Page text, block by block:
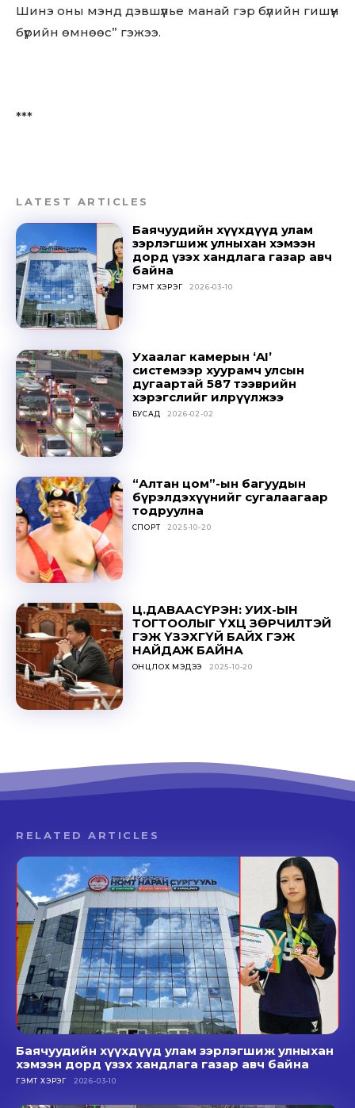
Шинэ оны мэнд дэвшүүлье манай гэр бүлийн гишүүн
бүрийн өмнөөс” гэжээ.
***
LATEST ARTICLES
Баячуудийн хүүхдүүд улам
зэрлэгшиж улныхан хэмээн
дорд үзэх хандлага газар авч
байна
ГЭМТ ХЭРЭГ 2026-03-10
Ухаалаг камерын ‘AI’
системээр хуурамч улсын
дугаартай 587 тээврийн
хэрэгслийг илрүүлжээ
БУСАД 2026-02-02
“Алтан цом”-ын багуудын
бүрэлдэхүүнийг сугалаагаар
тодруулна
СПОРТ 2025-10-20
Ц.ДАВААСҮРЭН: УИХ-ЫН
ТОГТООЛЫГ ҮХЦ ЗӨРЧИЛТЭЙ
ГЭЖ ҮЗЭХГҮЙ БАЙХ ГЭЖ
НАЙДАЖ БАЙНА
ОНЦЛОХ МЭДЭЭ 2025-10-20
RELATED ARTICLES
Баячуудийн хүүхдүүд улам зэрлэгшиж улныхан
хэмээн дорд үзэх хандлага газар авч байна
ГЭМТ ХЭРЭГ 2026-03-10